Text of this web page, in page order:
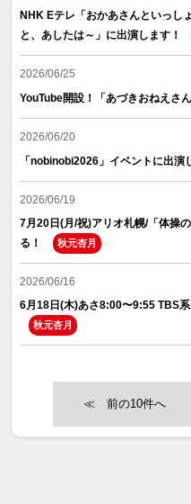
NHK Eテレ「おかあさんといっし
と、あしたは～」に出演します！
2026/06/25
YouTube開設！「あづきおねえさ
2026/06/20
「nobinobi2026」イベントに出演
2026/06/19
7月20日(月/祝)アリオ札幌/「体操
る！
秋元杏月
2026/06/16
6月18日(木)あさ8:00〜9:55 TBS
秋元杏月
≪